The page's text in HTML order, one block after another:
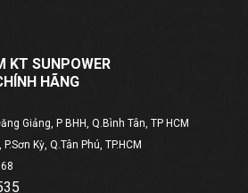
KT SUNPOWER
HÃNG
Giảng, P BHH, Q.Bình Tân, TP HCM
Kỳ, Q.Tân Phú, TP.HCM